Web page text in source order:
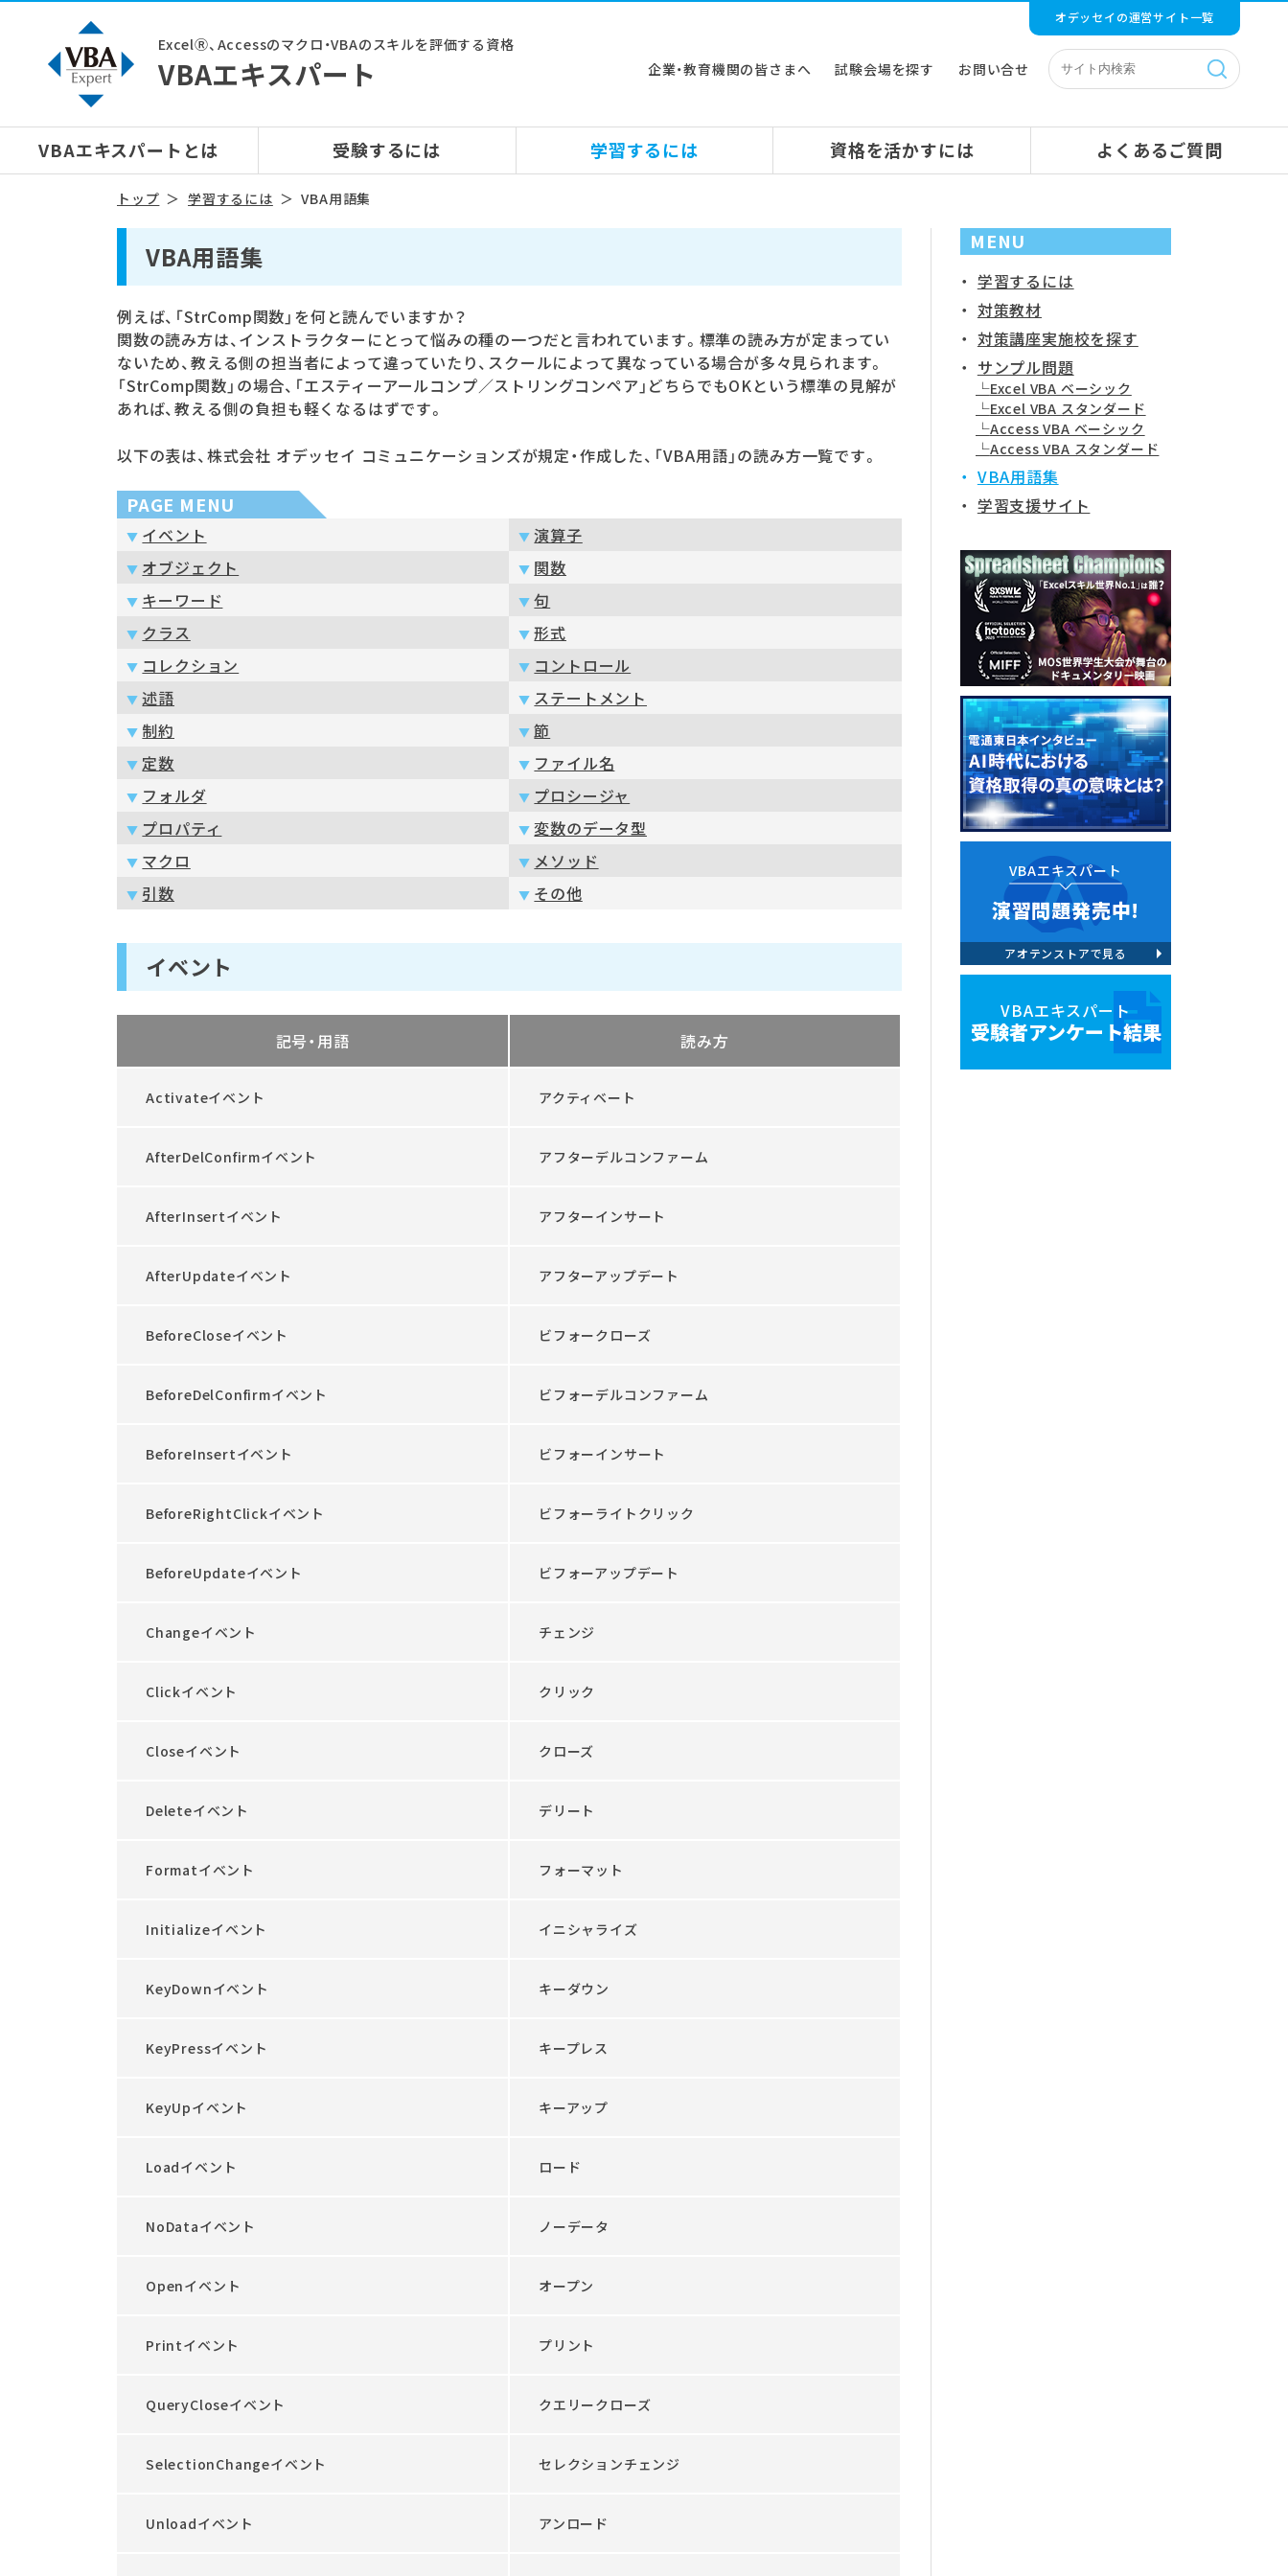
オデッセイの運営サイト一覧
ExcelⓇ、Accessのマクロ・VBAのスキルを評価する資格
VBAエキスパート 企業・教育機関の皆さまへ 試験会場を探す お問い合せ
VBAエキスパートとは 受験するには 学習するには 資格を活かすには よくあるご質問
トップ 学習するには VBA用語集
VBA用語集
例えば、「StrComp関数」を何と読んでいますか？
関数の読み方は、インストラクターにとって悩みの種の一つだと言われています。標準の読み方が定まってい
ないため、教える側の担当者によって違っていたり、スクールによって異なっている場合が多々見られます。
「StrComp関数」の場合、「エスティーアールコンプ／ストリングコンペア」どちらでもOKという標準の見解が
あれば、教える側の負担も軽くなるはずです。
以下の表は、株式会社 オデッセイ コミュニケーションズが規定・作成した、「VBA用語」の読み方一覧です。
PAGE MENU
イベント
演算子
オブジェクト
関数
キーワード
句
クラス
形式
コレクション
コントロール
述語
ステートメント
制約
節
定数
ファイル名
フォルダ
プロシージャ
プロパティ
変数のデータ型
マクロ
メソッド
引数
その他
イベント
記号・用語 読み方
Activateイベント アクティベート
AfterDelConfirmイベント アフターデルコンファーム
AfterInsertイベント アフターインサート
AfterUpdateイベント アフターアップデート
BeforeCloseイベント ビフォークローズ
BeforeDelConfirmイベント ビフォーデルコンファーム
BeforeInsertイベント ビフォーインサート
BeforeRightClickイベント ビフォーライトクリック
BeforeUpdateイベント ビフォーアップデート
Changeイベント チェンジ
Clickイベント クリック
Closeイベント クローズ
Deleteイベント デリート
Formatイベント フォーマット
Initializeイベント イニシャライズ
KeyDownイベント キーダウン
KeyPressイベント キープレス
KeyUpイベント キーアップ
Loadイベント ロード
NoDataイベント ノーデータ
Openイベント オープン
Printイベント プリント
QueryCloseイベント クエリークローズ
SelectionChangeイベント セレクションチェンジ
Unloadイベント アンロード
MENU
学習するには
対策教材
対策講座実施校を探す
サンプル問題
Excel VBA ベーシック
Excel VBA スタンダード
Access VBA ベーシック
Access VBA スタンダード
VBA用語集
学習支援サイト
VBAエキスパート
演習問題発売中!
アオテンストアで見る
VBAエキスパート
受験者アンケート結果